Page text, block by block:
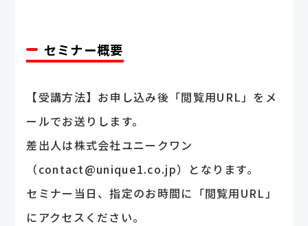
セミナー概要
【受講方法】 お申し込み後「閲覧用URL」をメ
ールでお送りします。
差出人は株式会社ユニークワン
（contact@unique1.co.jp）となります。
セミナー当日、指定のお時間に「閲覧用URL」
にアクセスください。